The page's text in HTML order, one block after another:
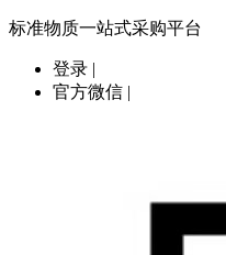
标准物质一站式采购平台
登录 |
官方微信 |